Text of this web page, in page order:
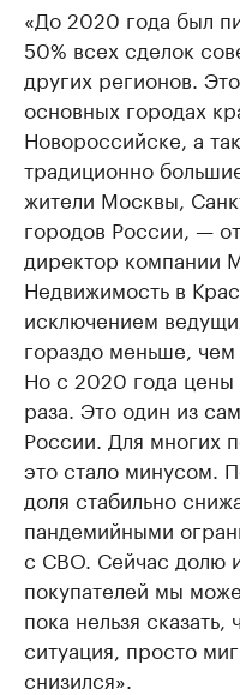
«До 2020 года был
50% всех сделок
других регионов.
основных городах
Новороссийске, а
традиционно
жители Москвы,
городов России, —
директор компании
Недвижимость в
исключением
гораздо меньше, чем
Но с 2020 года цены
раза. Это один из
России. Для многих
это стало минусом.
доля стабильно
пандемийными
с СВО. Сейчас долю
покупателей мы
пока нельзя сказать,
ситуация, просто
снизился».